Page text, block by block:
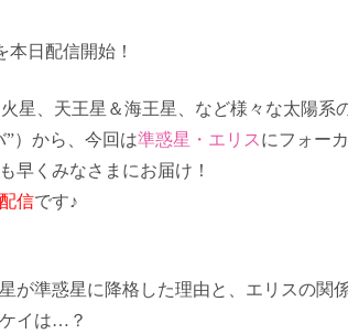
日配信開始！
星、天王星＆海王星、など様々な太陽系
） から、今回は準惑星・エリス にフォー
早くみなさまにお届け！
信です♪
が準惑星に降格した理由と、エリスの関
イは…？